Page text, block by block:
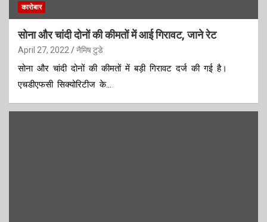
कारोबार
सोना और चांदी दोनों की कीमतों में आई गिरावट, जाने रेट
April 27, 2022 नैमिष टुडे
सोना और चांदी दोनों की कीमतों में बड़ी गिरावट दर्ज की गई है।
एचडीएफसी सिक्योरिटीज के…